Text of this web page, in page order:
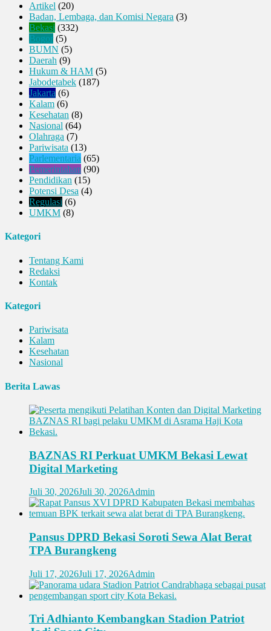
Artikel (20)
Badan, Lembaga, dan Komisi Negara (3)
Bekasi (332)
Bogor(5)
BUMN (5)
Daerah (9)
Hukum & HAM (5)
Jabodetabek (187)
Jakarta (6)
Kalam (6)
Kesehatan (8)
Nasional (64)
Olahraga (7)
Pariwisata (13)
Parlementaria (65)
Pemerintahan (90)
Pendidikan (15)
Potensi Desa (4)
Regulasi (6)
UMKM (8)
Kategori
Tentang Kami
Redaksi
Kontak
Kategori
Pariwisata
Kalam
Kesehatan
Nasional
Berita Lawas
BAZNAS RI Perkuat UMKM Bekasi Lewat
Digital Marketing
Juli 30, 2026Juli 30, 2026Admin
Pansus DPRD Bekasi Soroti Sewa Alat Berat
TPA Burangkeng
Juli 17, 2026Juli 17, 2026Admin
Tri Adhianto Kembangkan Stadion Patriot